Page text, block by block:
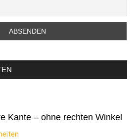
Kante – ohne rechten Winkel